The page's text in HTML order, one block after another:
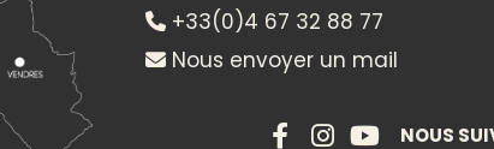
+33(0)4 67 32 88 77
Nous envoyer un mail
NOUS